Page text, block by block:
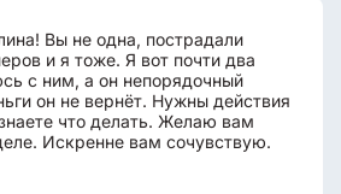
Вы не одна, пострадали
и я тоже. Я вот почти два
с ним, а он непорядочный
он не вернёт. Нужны действия
что делать. Желаю вам
Искренне вам сочувствую.